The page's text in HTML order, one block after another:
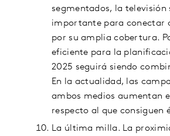
segmentados, la televisión
importante para conectar
por su amplia cobertura.
eficiente para la
2025 seguirá siendo
En la actualidad, las
ambos medios aumentan
respecto al que consiguen
La última milla. La